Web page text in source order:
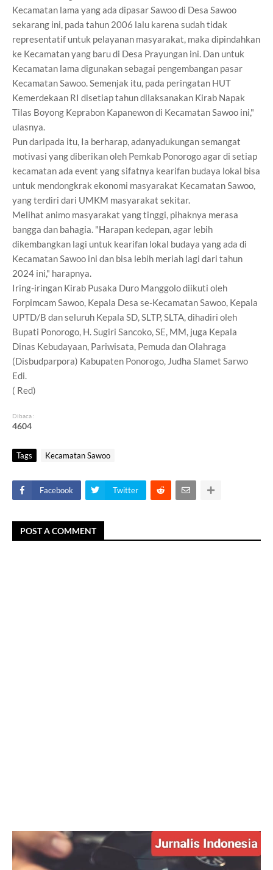
Kecamatan lama yang ada dipasar Sawoo di Desa Sawoo
sekarang ini, pada tahun 2006 lalu karena sudah tidak
representatif untuk pelayanan masyarakat, maka dipindahkan
ke Kecamatan yang baru di Desa Prayungan ini. Dan untuk
Kecamatan lama digunakan sebagai pengembangan pasar
Kecamatan Sawoo. Semenjak itu, pada peringatan HUT
Kemerdekaan RI disetiap tahun dilaksanakan Kirab Napak
Tilas Boyong Keprabon Kapanewon di Kecamatan Sawoo ini,"
ulasnya.
Pun daripada itu, Ia berharap, adanyadukungan semangat
motivasi yang diberikan oleh Pemkab Ponorogo agar di setiap
kecamatan ada event yang sifatnya kearifan budaya lokal bisa
untuk mendongkrak ekonomi masyarakat Kecamatan Sawoo,
yang terdiri dari UMKM masyarakat sekitar.
Melihat animo masyarakat yang tinggi, pihaknya merasa
bangga dan bahagia. "Harapan kedepan, agar lebih
dikembangkan lagi untuk kearifan lokal budaya yang ada di
Kecamatan Sawoo ini dan bisa lebih meriah lagi dari tahun
2024 ini," harapnya.
Iring-iringan Kirab Pusaka Duro Manggolo diikuti oleh
Forpimcam Sawoo, Kepala Desa se-Kecamatan Sawoo, Kepala
UPTD/B dan seluruh Kepala SD, SLTP, SLTA, dihadiri oleh
Bupati Ponorogo, H. Sugiri Sancoko, SE, MM, juga Kepala
Dinas Kebudayaan, Pariwisata, Pemuda dan Olahraga
(Disbudparpora) Kabupaten Ponorogo, Judha Slamet Sarwo
Edi.
( Red)
Dibaca :
4604
Tags Kecamatan Sawoo
Facebook Twitter
POST A COMMENT